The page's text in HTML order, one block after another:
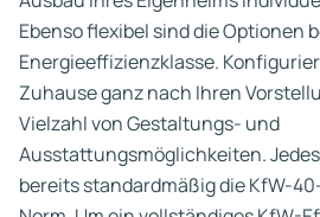
Ebenso flexibel sind die Optionen
Energieeffizienzklasse.
Zuhause ganz nach Ihren
Vielzahl von Gestaltungs- und
Ausstattungsmöglichkeiten.
bereits standardmäßig die KfW-